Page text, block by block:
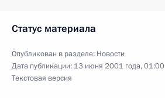
Статус материала
Опубликован в разделе: Новости
Дата публикации: 13 июня 2001 года, 01:00
Текстовая версия